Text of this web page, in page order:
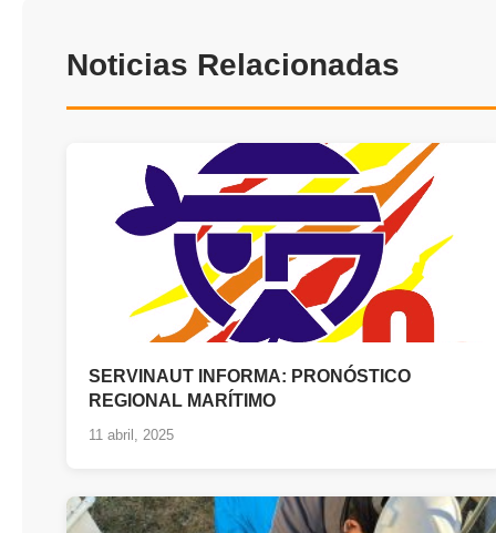
Noticias Relacionadas
SERVINAUT INFORMA: PRONÓSTICO
REGIONAL MARÍTIMO
11 abril, 2025